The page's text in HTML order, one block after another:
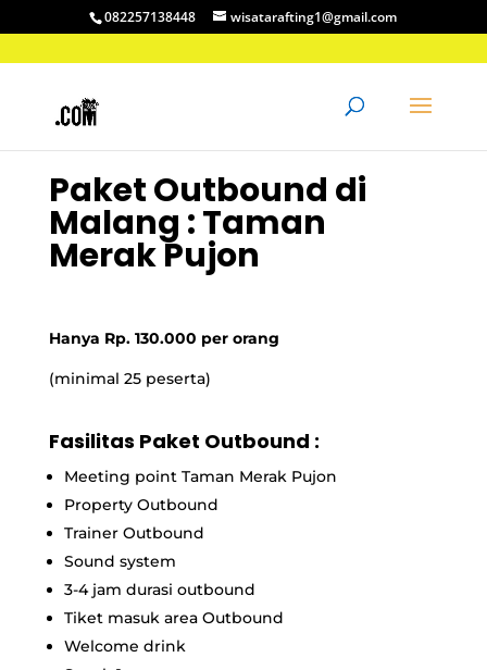
082257138448 wisatarafting1@gmail.com
Paket Outbound di
Malang : Taman
Merak Pujon
Hanya Rp. 130.000 per orang
(minimal 25 peserta)
Fasilitas Paket Outbound :
Meeting point Taman Merak Pujon
Property Outbound
Trainer Outbound
Sound system
3-4 jam durasi outbound
Tiket masuk area Outbound
Welcome drink